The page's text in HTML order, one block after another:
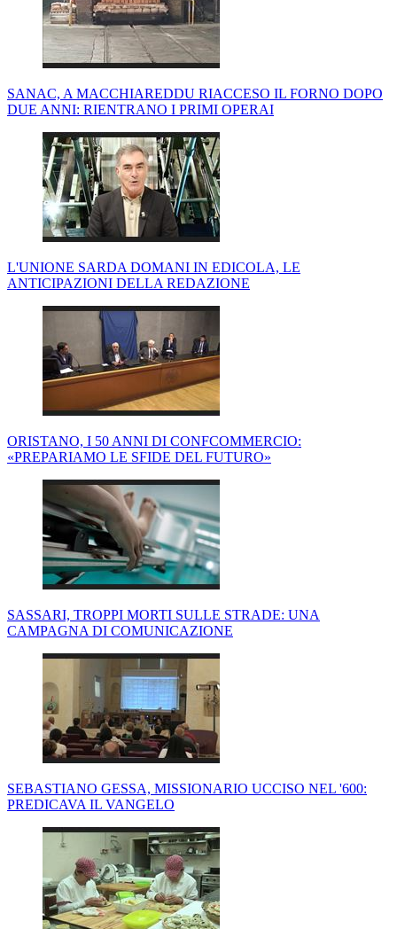
SANAC, A MACCHIAREDDU RIACCESO IL FORNO DOPO
DUE ANNI: RIENTRANO I PRIMI OPERAI
L'UNIONE SARDA DOMANI IN EDICOLA, LE
ANTICIPAZIONI DELLA REDAZIONE
ORISTANO, I 50 ANNI DI CONFCOMMERCIO:
«PREPARIAMO LE SFIDE DEL FUTURO»
SASSARI, TROPPI MORTI SULLE STRADE: UNA
CAMPAGNA DI COMUNICAZIONE
SEBASTIANO GESSA, MISSIONARIO UCCISO NEL '600:
PREDICAVA IL VANGELO